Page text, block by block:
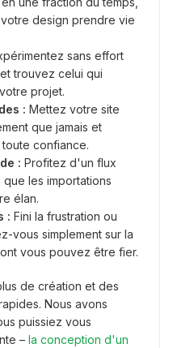
design prendre vie
sans effort
trouvez celui qui
projet.
: Mettez votre site
que jamais et
confiance.
: Profitez d'un flux
les importations
élan.
: Fini la frustration ou
vous simplement sur la
vous pouvez être fier.
de création et des
Nous avons
puissiez vous
– la conception d'un